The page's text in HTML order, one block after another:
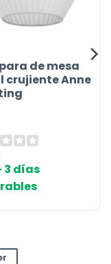
de mesa
crujiente Anne
3 días